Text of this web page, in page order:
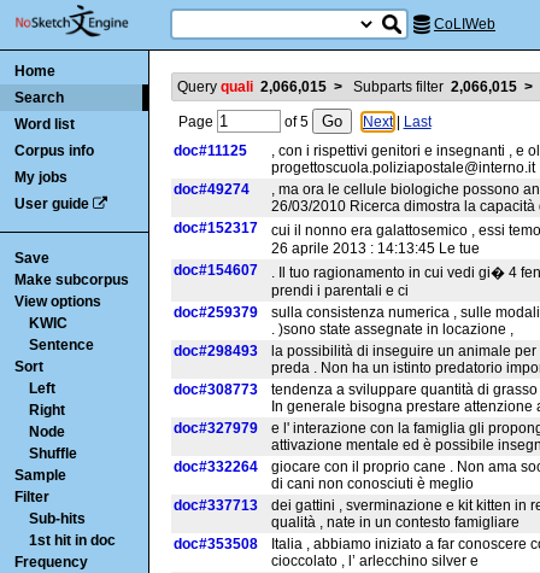
CoLIWeb
Home
Search
Word list
Corpus info
My jobs
User guide
Save
Make subcorpus
View options
KWIC
Sentence
Sort
Left
Right
Node
Shuffle
Sample
Filter
Sub-hits
1st hit in doc
Frequency
Query quali 2,066,015 > Subparts filter 2,066,015 >
Page of5 Next|
Last
doc#11125
, con i rispettivi genitori e insegnanti , e
progettoscuola.poliziapostale@interno.it
doc#49274
, ma ora le cellule biologiche possono
26/03/2010 Ricerca dimostra la
doc#152317
cui il nonno era galattosemico , essi
26 aprile 2013 : 14:13:45 Le tue
doc#154607
. Il tuo ragionamento in cui vedi gi� 4
prendi i parentali e ci
doc#259379
sulla consistenza numerica , sulle
. )sono state assegnate in locazione ,
doc#298493
la possibilità di inseguire un animale
preda . Non ha un istinto predatorio
doc#308773
tendenza a sviluppare quantità di
In generale bisogna prestare
doc#327979
e l' interazione con la famiglia gli
attivazione mentale ed è possibile
doc#332264
giocare con il proprio cane . Non ama
di cani non conosciuti è meglio
doc#337713
dei gattini , sverminazione e kit kitten in
qualità , nate in un contesto famigliare
doc#353508
Italia , abbiamo iniziato a far conoscere
cioccolato , l’ arlecchino silver e